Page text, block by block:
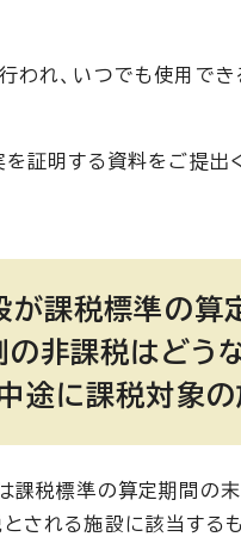
われ、いつでも使用で
を証明する資料をご提
課税標準の算
非課税はどう
途に課税対象の
税標準の算定期間の末
される施設に該当する